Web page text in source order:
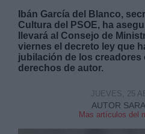
Ibán García del Blanco,
Cultura del PSOE, ha
llevará al Consejo de
viernes el decreto ley que
jubilación de los creadores
derechos de autor.
AUTOR
Mas artículos del
JUEVES, 25
Destinatarios: